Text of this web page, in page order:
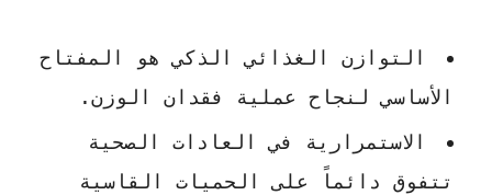
التوازن الغذائي الذكي هو المفتاح
الأساسي لنجاح عملية فقدان الوزن.
الاستمرارية في العادات الصحية
تتفوق دائماً على الحميات القاسية